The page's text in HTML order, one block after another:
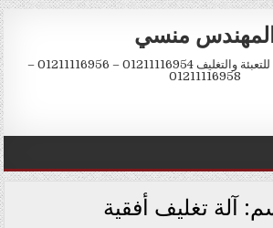
منسي
شركة المهندس منسي للتعبئة والتغليف 01211116954 – 01211116956 –
01211116958
آلة تغليف أفقية